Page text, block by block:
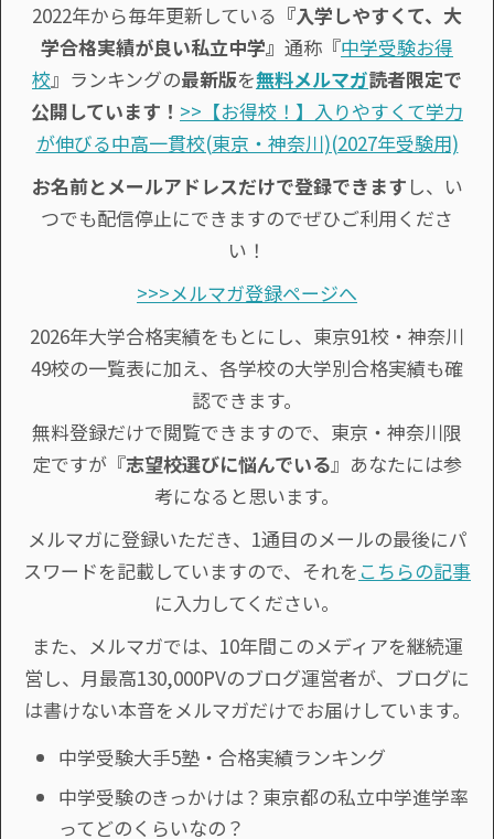
2022年から毎年更新している 『入学しやすくて、大
学合格実績が良い私立中学』 通称『中学受験お得
校』ランキングの最新版を無料メルマガ読者限定で
公開しています！ >>【お得校！】入りやすくて学力
が伸びる中高一貫校(東京・神奈川)(2027年受験用)
お名前とメールアドレスだけで登録できます し、い
つでも配信停止にできますのでぜひご利用くださ
い！
>>>メルマガ登録ページへ
2026年大学合格実績をもとにし、東京91校・神奈川
49校の一覧表に加え、各学校の大学別合格実績も確
認できます。
無料登録だけで閲覧できますので、東京・神奈川限
定ですが『志望校選びに悩んでいる』あなたには参
考になると思います。
メルマガに登録いただき、1通目のメールの最後にパ
スワードを記載していますので、それを こちらの記事
に入力してください。
また、メルマガでは、10年間このメディアを継続運
営し、月最高130,000PVのブログ運営者が、ブログに
は書けない本音をメルマガだけでお届けしています。
中学受験大手5塾・合格実績ランキング
中学受験のきっかけは？東京都の私立中学進学率
ってどのくらいなの？